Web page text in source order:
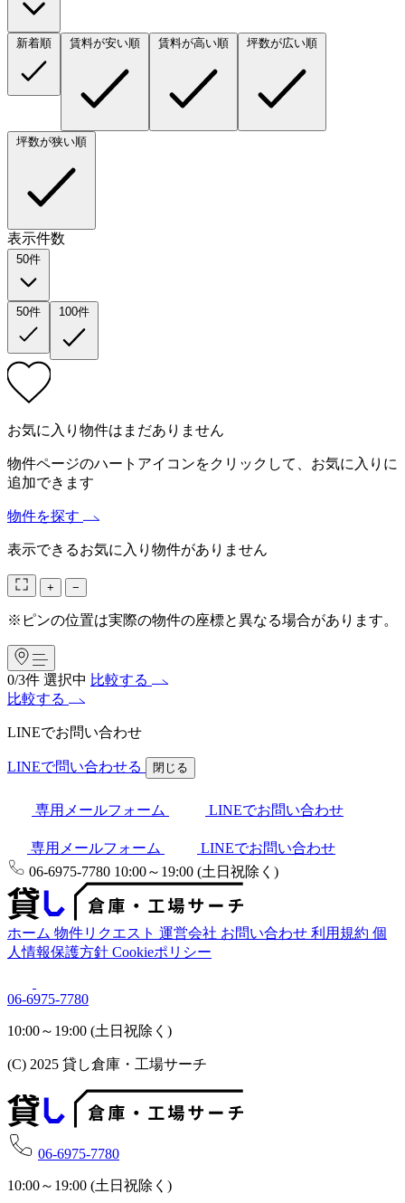
新着順 賃料が安い順 賃料が高い順 坪数が広い順
坪数が狭い順
表示件数
50件
50件 100件
お気に入り物件はまだありません
物件ページのハートアイコンをクリックして、お気に入りに
追加できます
物件を探す
表示できるお気に入り物件がありません
+ −
※ピンの位置は実際の物件の座標と異なる場合があります。
0/3件 選択中 比較する
比較する
LINEでお問い合わせ
LINEで問い合わせる 閉じる
専用メールフォーム LINEでお問い合わせ
専用メールフォーム
LINEでお問い合わせ
06-6975-7780 10:00～19:00 (土日祝除く)
ホーム 物件リクエスト 運営会社 お問い合わせ 利用規約 個
人情報保護方針 Cookieポリシー
06-6975-7780
10:00～19:00 (土日祝除く)
(C) 2025 貸し倉庫・工場サーチ
06-6975-7780
10:00～19:00 (土日祝除く)